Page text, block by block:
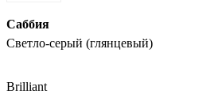
Саббия
Светло-серый (глянцевый)
Brilliant